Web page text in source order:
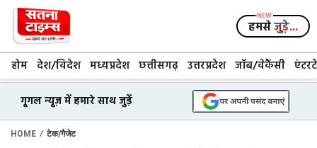
Skip
content
हमसेजुड़े...
होम देश/विदेश मध्यप्रदेश छत्तीसगढ़ उत्तरप्रदेश जॉब/वेकैंसी
गूगल न्यूज़ में हमारे साथ जुड़ें
HOME / टेक/गैजेट